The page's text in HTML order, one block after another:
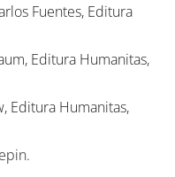
Fuentes, Editura
Editura Humanitas,
Editura Humanitas,